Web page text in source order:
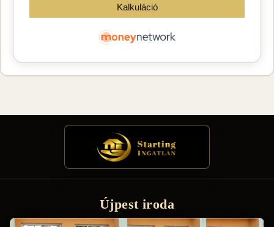
Újpest iroda